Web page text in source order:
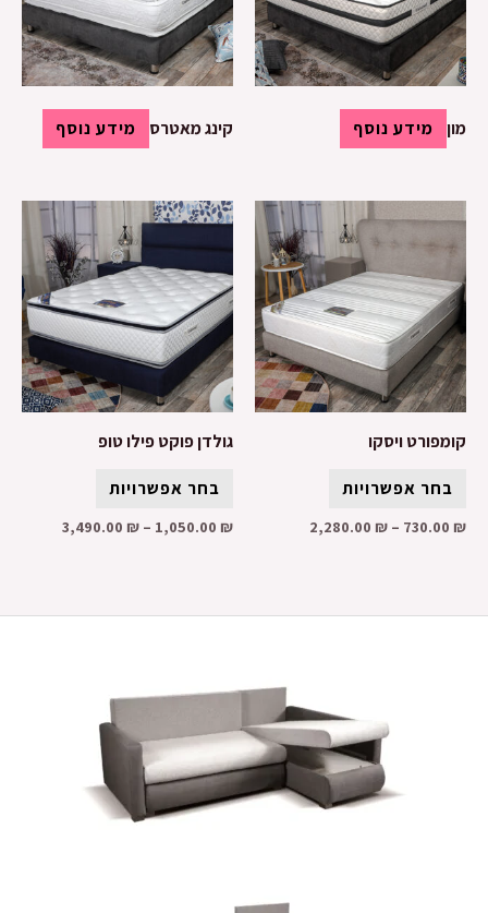
מון מידע נוסף קינג מאטרס מידע נוסף
קומפורט ויסקו
בחר אפשרויות
730.00 ₪
–
2,280.00 ₪
גולדן פוקט פילו טופ
בחר אפשרויות
1,050.00 ₪
–
3,490.00 ₪